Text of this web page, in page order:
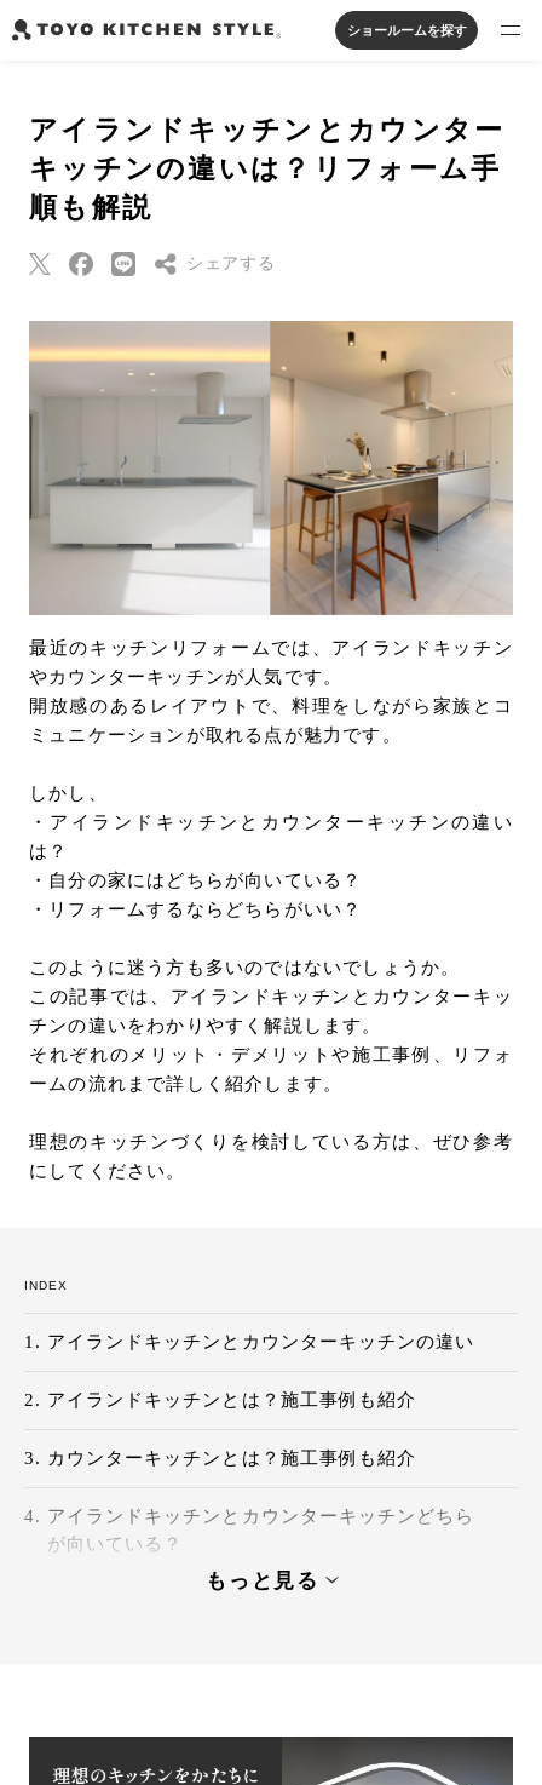
オープンキッチン アイランドキッチン
ペニンシュラキッチン 壁付けキッチン 対面キッチン
セパレートキッチン
システムキッチン
家具・照明・タイル
バス・洗面
実例から探す
オンラインストア
お知らせ
LANGUAGE :
EN CN
ショールームを探す
ショールームを探す
アイランドキッチンとカウンター
キッチンの違いは？リフォーム手
順も解説
シェアする
Pinterest
はてなブックマー
Eメールで送信
URLをコピー
最近のキッチンリフォームでは、アイランドキッチン
やカウンターキッチンが人気です。
開放感のあるレイアウトで、料理をしながら家族とコ
ミュニケーションが取れる点が魅力です。
しかし、
・アイランドキッチンとカウンターキッチンの違い
は？
・自分の家にはどちらが向いている？
・リフォームするならどちらがいい？
このように迷う方も多いのではないでしょうか。
この記事では、アイランドキッチンとカウンターキッ
チンの違いをわかりやすく解説します。
それぞれのメリット・デメリットや施工事例、リフォ
ームの流れまで詳しく紹介します。
理想のキッチンづくりを検討している方は、ぜひ参考
にしてください。
INDEX
アイランドキッチンとカウンターキッチンの違い
アイランドキッチンとは？施工事例も紹介
カウンターキッチンとは？施工事例も紹介
アイランドキッチンとカウンターキッチンどちら
が向いている？
アイランドキッチンやカウンターキッチンを導入
もっと見る